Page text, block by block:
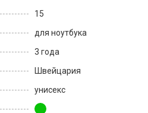
15
для ноутбука
3 года
Швейцария
унисекс